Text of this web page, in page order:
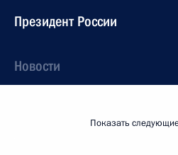
Президент России
Новости
Показать